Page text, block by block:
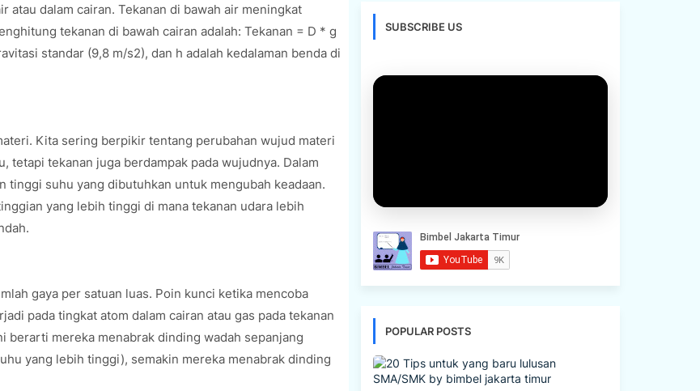
atau dalam cairan. Tekanan di bawah air meningkat
tekanan di bawah cairan adalah: Tekanan = D * g
standar (9,8 m/s2), dan h adalah kedalaman benda di
Kita sering berpikir tentang perubahan wujud materi
tetapi tekanan juga berdampak pada wujudnya. Dalam
tinggi suhu yang dibutuhkan untuk mengubah keadaan.
yang lebih tinggi di mana tekanan udara lebih
gaya per satuan luas. Poin kunci ketika mencoba
pada tingkat atom dalam cairan atau gas pada tekanan
mereka menabrak dinding wadah sepanjang
yang lebih tinggi), semakin mereka menabrak dinding
SUBSCRIBE US
POPULAR POSTS